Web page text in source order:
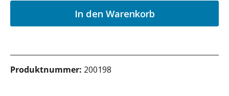
In den Warenkorb
Produktnummer: 200198